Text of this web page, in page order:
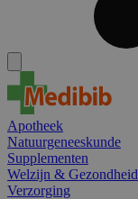
Apotheek
Natuurgeneeskunde
Supplementen
Welzijn & Gezondheid
Verzorging